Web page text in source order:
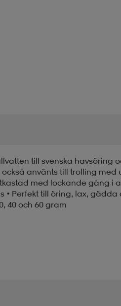
till svenska havsöring
använts till trolling med
med lockande gång i
Perfekt till öring, lax, gädda
40 och 60 gram